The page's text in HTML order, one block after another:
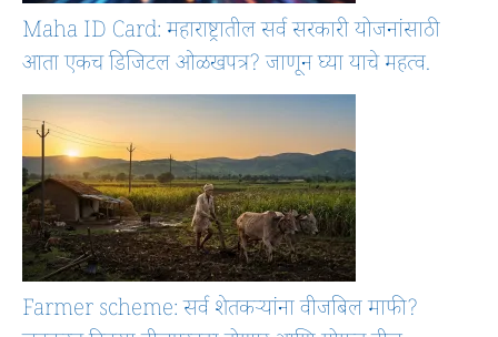
Maha ID Card: महाराष्ट्रातील सर्व सरकारी योजनांसाठी
आता एकच डिजिटल ओळखपत्र? जाणून घ्या याचे महत्व.
Farmer scheme: सर्व शेतकऱ्यांना वीजबिल माफी?